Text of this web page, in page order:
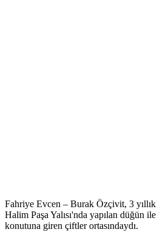
Fahriye Evcen – Burak Özçivit, 3 yıllık
Halim Paşa Yalısı'nda yapılan düğün
konutuna giren çiftler ortasındaydı.